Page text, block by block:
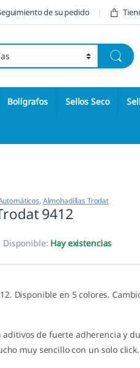
de su pedido
Bolígrafos Sellos Seco
, Almohadillas Trodat
9412
Disponible: Hay existencias
Disponible en 5 colores.
aditivos de fuerte adherencia y
muy sencillo con un solo click.